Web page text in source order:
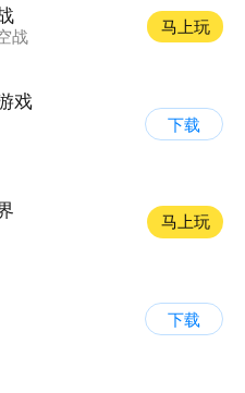
战
马上玩
戏
下载
马上玩
下载